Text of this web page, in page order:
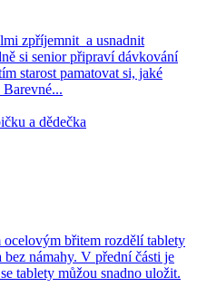
zpříjemnit a usnadnit
si senior připraví dávkování
starost pamatovat si, jaké
břitem rozdělí tablety
námahy. V přední části je
tablety můžou snadno uložit.